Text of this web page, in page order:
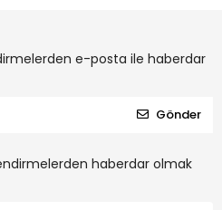
e-posta ile haberdar
Gönder
haberdar olmak